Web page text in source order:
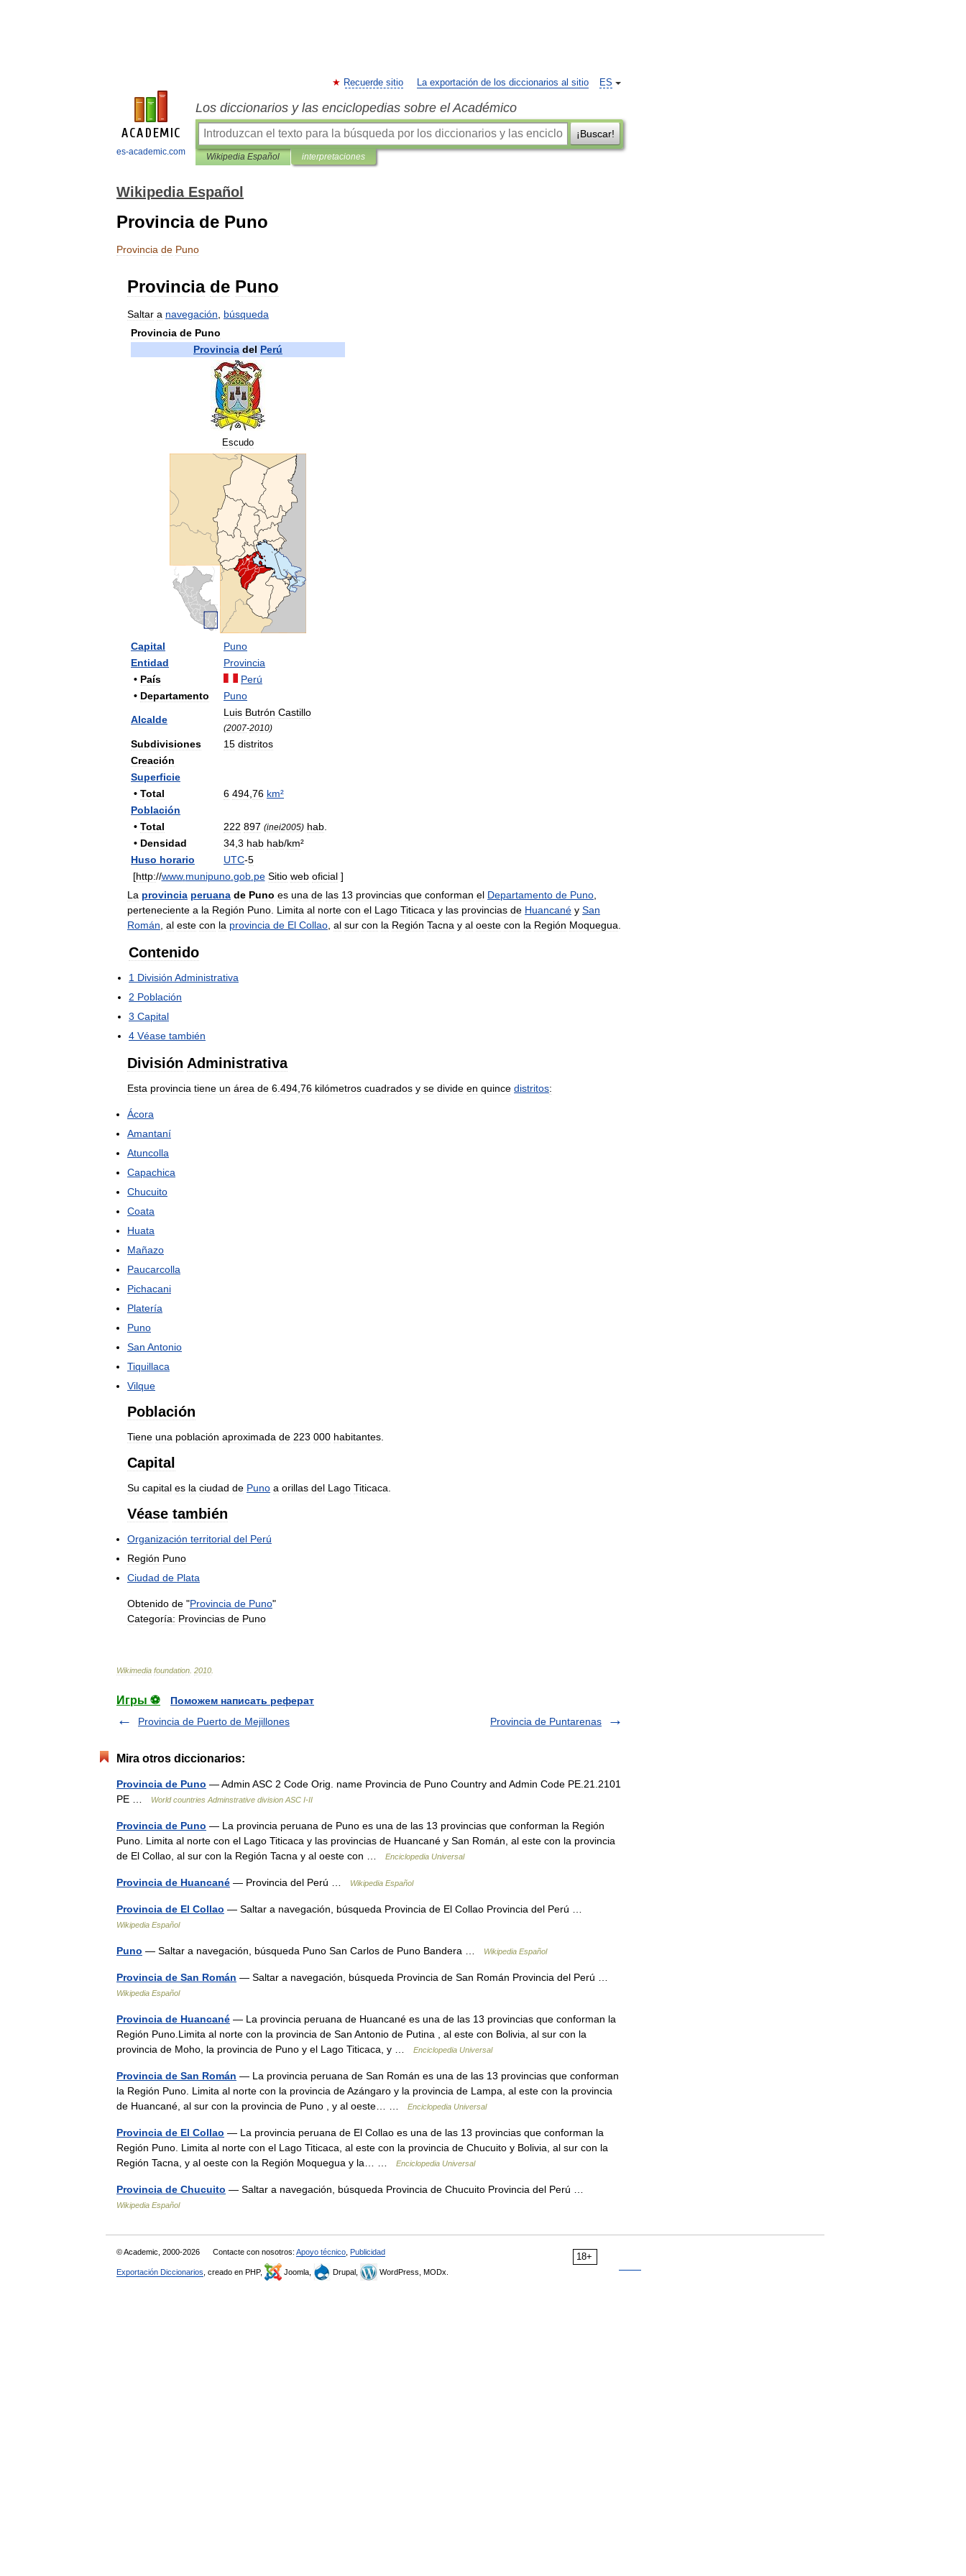
es-academic.com
ES
Recuerde sitio La exportación de los diccionarios al sitio
Los diccionarios y las enciclopedias sobre el Académico
¡Buscar!
Wikipedia Español interpretaciones
Wikipedia Español
Provincia de Puno
Provincia de Puno
Provincia de Puno
Saltar a navegación
búsqueda
Provincia de Puno
Provincia del Perú
Escudo
Capital
Puno
Entidad
Provincia
• País
Perú
• Departamento Puno
Alcalde
Luis Butrón Castillo
(2007-2010)
Subdivisiones 15 distritos
Creación
Superficie
• Total 6 494 76 km²
Población
• Total 222 897 (inei2005) hab
• Densidad 34 3 hab hab/km²
Huso horario UTC-5
[http://www. munipuno. gob. pe Sitio web oficial]
La provincia peruana de Puno es una de las 13 provincias que conforman el Departamento de Puno
perteneciente a la Región Puno Limita al norte con el Lago Titicaca y las provincias de Huancané y San
Román al este con la provincia de El Collao al sur con la Región Tacna y al oeste con la Región Moquegua
Contenido
1 División Administrativa
2 Población
3 Capital
4 Véase también
División Administrativa
Esta provincia tiene un área de 6 494 76 kilómetros cuadrados y se divide en quince distritos:
Ácora
Amantaní
Atuncolla
Capachica
Chucuito
Coata
Huata
Mañazo
Paucarcolla
Pichacani
Platería
Puno
San Antonio
Tiquillaca
Vilque
Población
Tiene una población aproximada de 223 000 habitantes
Capital
Su capital es la ciudad de Puno a orillas del Lago Titicaca
Véase también
Organización territorial del Perú
Región Puno
Ciudad de Plata
Obtenido de "Provincia de Puno"
Categoría: Provincias de Puno
Wikimedia foundation 2010
Игры ⚽
Поможем написать реферат
Provincia de Puerto de Mejillones
Provincia de Puntarenas
Mira otros diccionarios:
Provincia de Puno — Admin ASC 2 Code Orig. name Provincia de Puno Country and Admin Code PE.21.2101
PE …
World countries Adminstrative division ASC I-II
Provincia de Puno — La provincia peruana de Puno es una de las 13 provincias que conforman la Región
Puno. Limita al norte con el Lago Titicaca y las provincias de Huancané y San Román, al este con la provincia
de El Collao, al sur con la Región Tacna y al oeste con …
Enciclopedia Universal
Provincia de Huancané — Provincia del Perú … Wikipedia Español
Provincia de El Collao — Saltar a navegación, búsqueda Provincia de El Collao Provincia del Perú …
Wikipedia Español
Puno — Saltar a navegación, búsqueda Puno San Carlos de Puno Bandera … Wikipedia Español
Provincia de San Román — Saltar a navegación, búsqueda Provincia de San Román Provincia del Perú …
Wikipedia Español
Provincia de Huancané — La provincia peruana de Huancané es una de las 13 provincias que conforman la
Región Puno.Limita al norte con la provincia de San Antonio de Putina , al este con Bolivia, al sur con la
provincia de Moho, la provincia de Puno y el Lago Titicaca, y …
Enciclopedia Universal
Provincia de San Román — La provincia peruana de San Román es una de las 13 provincias que conforman
la Región Puno. Limita al norte con la provincia de Azángaro y la provincia de Lampa, al este con la provincia
de Huancané, al sur con la provincia de Puno , y al oeste… …
Enciclopedia Universal
Provincia de El Collao — La provincia peruana de El Collao es una de las 13 provincias que conforman la
Región Puno. Limita al norte con el Lago Titicaca, al este con la provincia de Chucuito y Bolivia, al sur con la
Región Tacna, y al oeste con la Región Moquegua y la… …
Enciclopedia Universal
Provincia de Chucuito — Saltar a navegación, búsqueda Provincia de Chucuito Provincia del Perú …
Wikipedia Español
18+
© Academic, 2000-2026 Contacte con nosotros: Apoyo técnico Publicidad
Exportación Diccionarios , creado en PHP, Joomla, Drupal, WordPress, MODx.